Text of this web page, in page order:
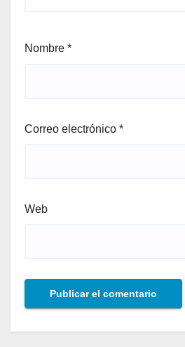
Nombre *
Correo electrónico *
Web